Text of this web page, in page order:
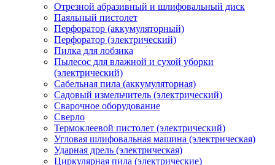
Отрезной абразивный и шлифовальный диск
Паяльный пистолет
Перфоратор (аккумуляторный)
Перфоратор (электрический)
Пилка для лобзика
Пылесос для влажной и сухой уборки
(электрический)
Сабельная пила (аккумуляторная)
Садовый измельчитель (электрический)
Сварочное оборудование
Сверло
Термоклеевой пистолет (электрический)
Угловая шлифовальная машина (электрическая)
Ударная дрель (электрическая)
Циркулярная пила (электрические)